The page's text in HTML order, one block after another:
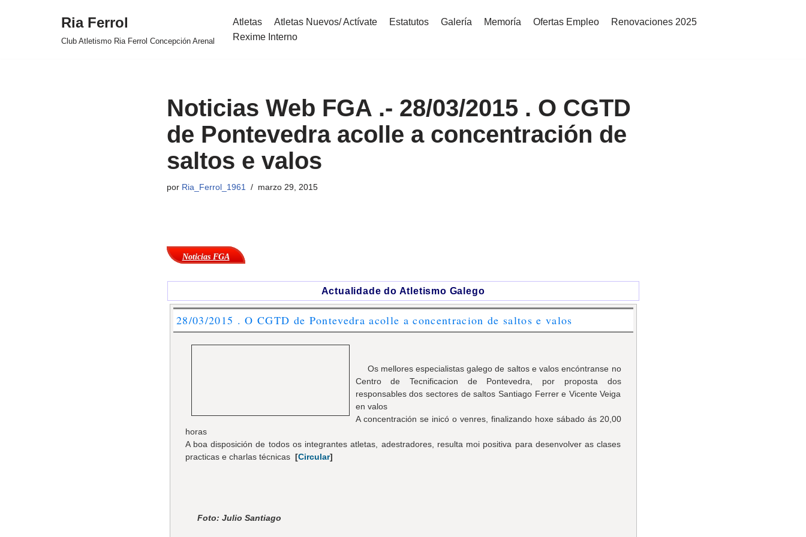
Ria Ferrol
Club Atletismo Ria Ferrol Concepción Arenal
Atletas Atletas Nuevos/ Actívate Estatutos Galería Memoría Ofertas Empleo
Renovaciones 2025
Rexime Interno
Noticias Web FGA .- 28/03/2015 . O CGTD
de Pontevedra acolle a concentración de
saltos e valos
por Ria_Ferrol_1961 marzo 29, 2015
Noticias FGA
Actualidade do Atletismo Galego
28/03/2015 . O CGTD de Pontevedra acolle a concentracion de saltos e valos
Os mellores especialistas galego de saltos e valos encóntranse no
Centro de Tecnificacion de Pontevedra, por proposta dos
responsables dos sectores de saltos Santiago Ferrer e Vicente Veiga
en valos
A concentración se inicó o venres, finalizando hoxe sábado ás 20,00
horas
A boa disposición de todos os integrantes atletas, adestradores, resulta moi positiva para desenvolver as clases
practicas e charlas técnicas [Circular]
Foto: Julio Santiago